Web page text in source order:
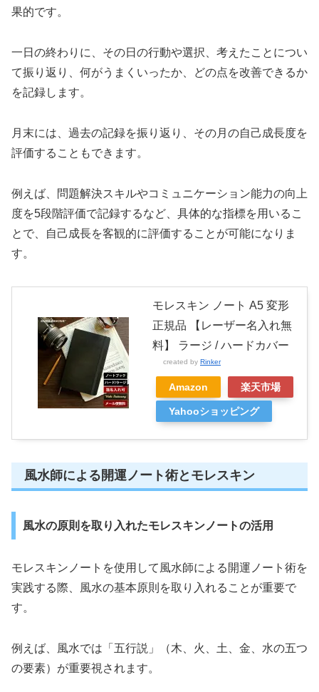
果的です。
一日の終わりに、その日の行動や選択、考えたことについ
て振り返り、何がうまくいったか、どの点を改善できるか
を記録します。
月末には、過去の記録を振り返り、その月の自己成長度を
評価することもできます。
例えば、問題解決スキルやコミュニケーション能力の向上
度を5段階評価で記録するなど、具体的な指標を用いるこ
とで、自己成長を客観的に評価することが可能になりま
す。
モレスキン ノート A5 変形
正規品 【レーザー名入れ無
料】 ラージ / ハードカバー
created by Rinker
Amazon 楽天市場
Yahooショッピング
風水師による開運ノート術とモレスキン
風水の原則を取り入れたモレスキンノートの活用
モレスキンノートを使用して風水師による開運ノート術を
実践する際、風水の基本原則を取り入れることが重要で
す。
例えば、風水では「五行説」（木、火、土、金、水の五つ
の要素）が重要視されます。